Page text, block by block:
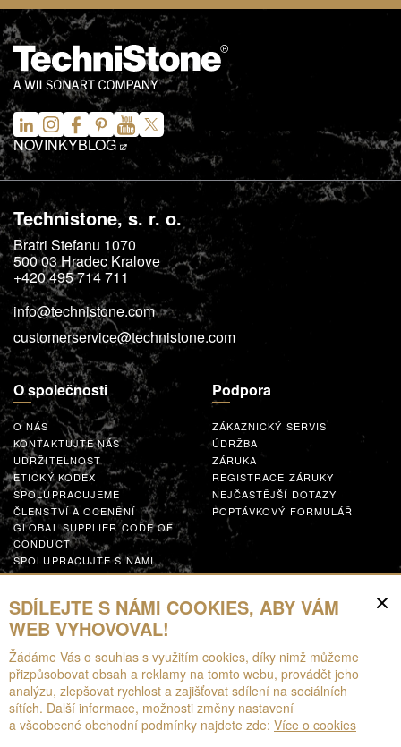
NOVINKYBLOG
Technistone, s. r. o.
Bratri Stefanu 1070
500 03Hradec Kralove
+420 495 714 711
info@technistone.com
customerservice@technistone.com
O společnosti
O NÁS
KONTAKTUJTE NÁS
UDRŽITELNOST
ETICKÝ KODEX
SPOLUPRACUJEME
ČLENSTVÍ A OCENĚNÍ
GLOBAL SUPPLIER CODE OF
CONDUCT
SPOLUPRACUJTE S NÁMI
Podpora
ZÁKAZNICKÝ SERVIS
ÚDRŽBA
ZÁRUKA
REGISTRACE ZÁRUKY
NEJČASTĚJŠÍ DOTAZY
POPTÁVKOVÝ FORMULÁŘ
Zdroje
KE STAŽENÍ
BROŽURY
EPD
ROZŠÍŘENÁ REALITA
SDÍLEJTE S NÁMI COOKIES, ABY VÁM
WEB VYHOVOVAL!
Žádáme Vás o souhlas s využitím cookies, díky nimž můžeme
přizpůsobovat obsah a reklamy na tomto webu, provádět jeho
analýzu, zlepšovat rychlost a zajišťovat sdílení na sociálních
sítích. Další informace, možnosti změny nastavení
a všeobecné obchodní podmínky najdete zde: Více o cookies